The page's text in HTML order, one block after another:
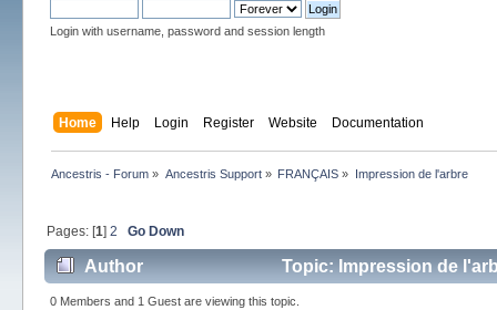
Login with username, password and session length
Home Help Login Register Website Documentation
Ancestris - Forum » Ancestris Support» FRANÇAIS » Impression de l'arbre
Pages: [1] 2 Go Down
Author Topic: Impression de
0 Members and 1 Guest are viewing this topic.